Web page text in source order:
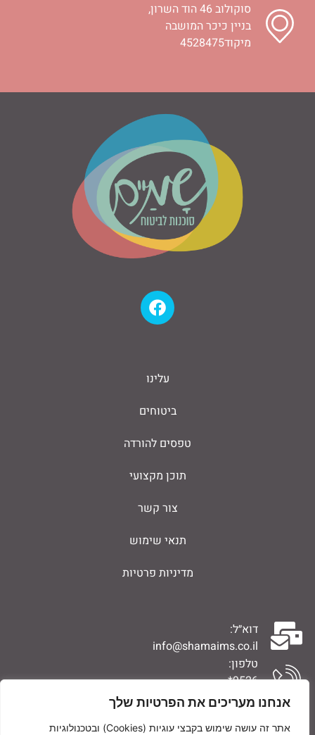
אנחנו מעריכים את הפרטיות שלך
אתר זה עושה שימוש בקבצי עוגיות (Cookies) ובטכנולוגיות
סוקולוב 46 הוד השרון‭,
בניין כיכר המושבה
מיקוד4528475
עלינו
ביטוחים
טפסים להורדה
תוכן מקצועי
צור קשר
תנאי שימוש
מדיניות פרטיות
דוא״ל:
info@shamaims.co.il
טלפון:
9526*
0776704994